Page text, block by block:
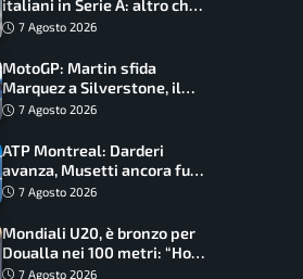
italiani in Serie A: altro che
svolta dopo il Mondiale
7 Agosto 2026
MotoGP: Martin sfida
Marquez a Silverstone, il
programma e gli orari
7 Agosto 2026
ATP Montreal: Darderi
avanza, Musetti ancora fuori
con Jodar
7 Agosto 2026
Mondiali U20, è bronzo per
Doualla nei 100 metri: “Ho
scacciato l’ansia”
7 Agosto 2026